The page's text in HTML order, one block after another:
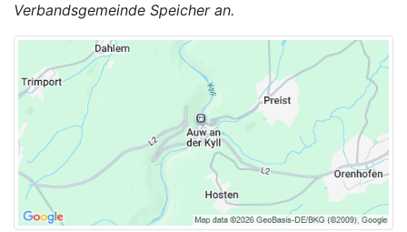
Verbandsgemeinde Speicher an.